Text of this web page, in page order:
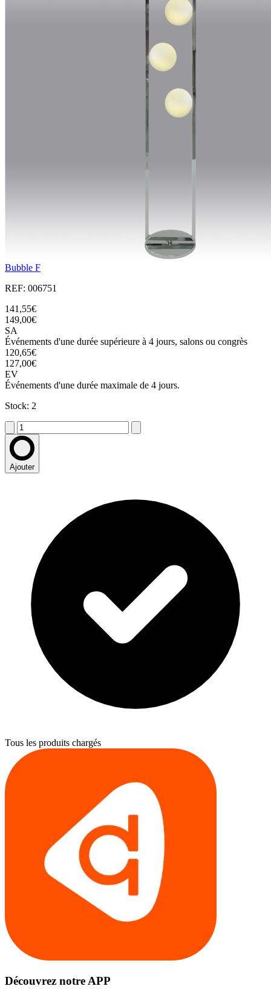
Bubble F
REF: 006751
141,55€
149,00€
SA
Événements d'une durée supérieure à 4 jours, salons ou congrès
120,65€
127,00€
EV
Événements d'une durée maximale de 4 jours.
Stock: 2
Ajouter
Tous les produits chargés
Découvrez notre APP